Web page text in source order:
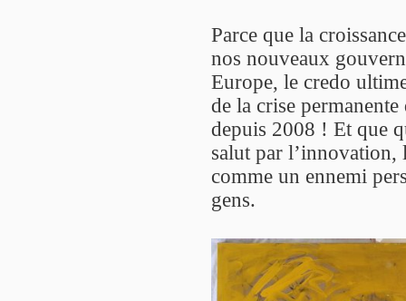
Parce que la
nos nouveaux
Europe, le credo
de la crise
depuis 2008 ! Et que
salut par l’innovation,
comme un ennemi
gens.